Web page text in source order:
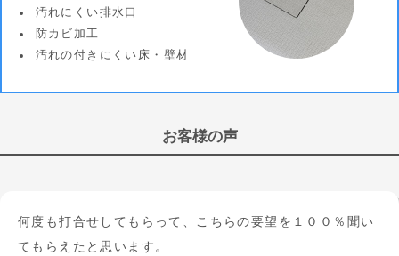
汚れにくい排水口
防カビ加工
汚れの付きにくい床・壁材
お客様の声
何度も打合せしてもらって、こちらの要望を１００％聞い
てもらえたと思います。